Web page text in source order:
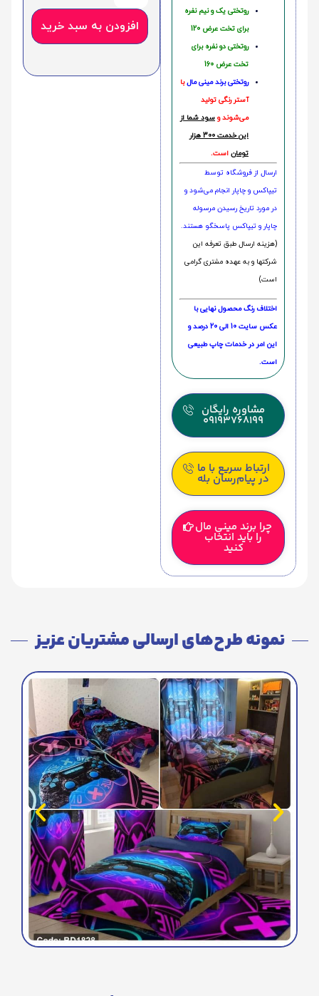
روتختی یک و نیم نفره
برای تخت عرض 120
روتختی دو نفره برای
تخت عرض 160
روتختی‌ برند مینی مالبا
آستر رنگی تولید
می‌شوند و سود شما از
این خدمت 300 هزار
تومان است.
ارسال از فروشگاه توسط
تیپاکس و چاپار انجام می‌شود و
در مورد تاریخ رسیدن مرسوله
چاپار و تیپاکس پاسخگو هستند.
(هزینه ارسال طبق تعرفه این
شرکتها و به عهده مشتری گرامی
است)
اختلاف رنگ محصول نهایی با
عکس سایت 10 الی 20 درصد و
این امر در خدمات چاپ طبیعی
است.
مشاوره رایگان
09193768199
ارتباط سریع با ما
در پیام‌رسان بله
چرا برند مینی مال
را باید انتخاب
کنید
افزودن به سبد خرید
نمونه طرح‌های ارسالی مشتریان عزیز